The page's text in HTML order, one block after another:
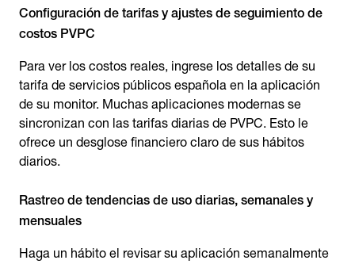
Configuración de tarifas y ajustes de seguimiento de
costos PVPC
Para ver los costos reales, ingrese los detalles de su
tarifa de servicios públicos española en la aplicación
de su monitor. Muchas aplicaciones modernas se
sincronizan con las tarifas diarias de PVPC. Esto le
ofrece un desglose financiero claro de sus hábitos
diarios.
Rastreo de tendencias de uso diarias, semanales y
mensuales
Haga un hábito el revisar su aplicación semanalmente